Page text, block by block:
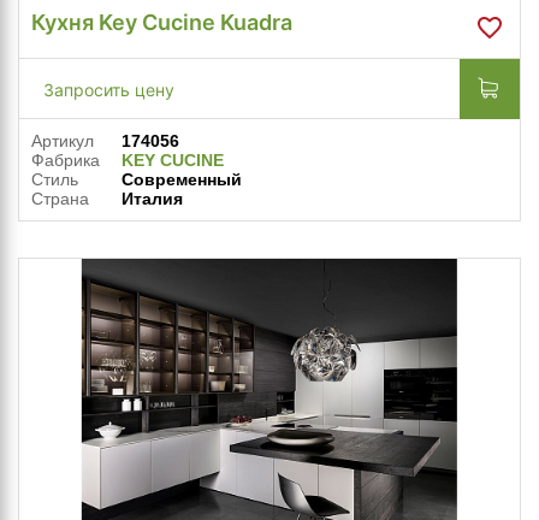
Кухня Key Cucine Kuadra
Запросить цену
Артикул
174056
Фабрика
KEY CUCINE
Стиль
Современный
Страна
Италия